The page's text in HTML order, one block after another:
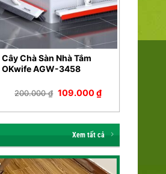
Cây Chà Sàn Nhà Tắm
OKwife AGW-3458
200.000₫ Giá
109.000₫Giá
109.000 ₫.
Xem tất cả